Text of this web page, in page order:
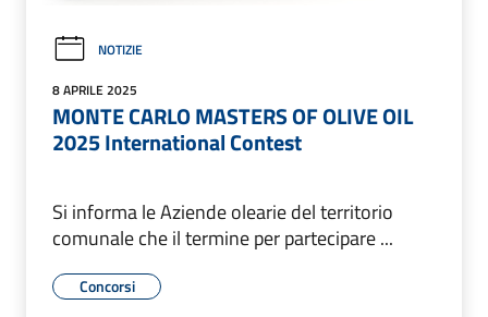
NOTIZIE
8 APRILE 2025
MONTE CARLO MASTERS OF OLIVE OIL
2025 International Contest
Si informa le Aziende olearie del territorio
comunale che il termine per partecipare ...
Concorsi